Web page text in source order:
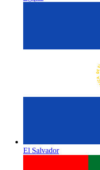
El Salvador